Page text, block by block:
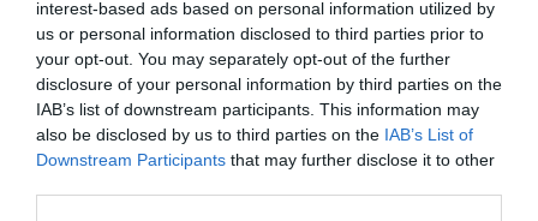
interest-based ads based on personal information utilized by
us or personal information disclosed to third parties prior to
your opt-out. You may separately opt-out of the further
disclosure of your personal information by third parties on the
IAB’s list of downstream participants. This information may
also be disclosed by us to third parties on the IAB’s List of
Downstream Participants that may further disclose it to other